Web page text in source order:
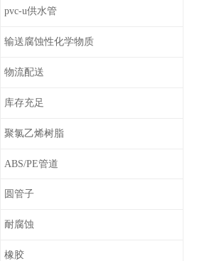
pvc-u供水管
输送腐蚀性化学物质
物流配送
库存充足
聚氯乙烯树脂
ABS/PE管道
圆管子
耐腐蚀
橡胶